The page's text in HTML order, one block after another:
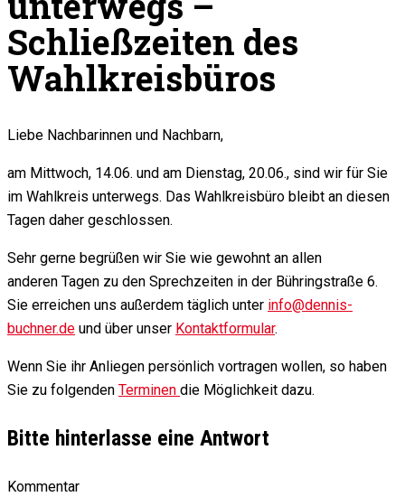
Schließzeiten des
Wahlkreisbüros
Liebe Nachbarinnen und Nachbarn,
am Mittwoch, 14.06. und am Dienstag, 20.06., sind wir für Sie
im Wahlkreis unterwegs. Das Wahlkreisbüro bleibt an diesen
Tagen daher geschlossen.
Sehr gerne begrüßen wir Sie wie gewohnt an allen
anderen Tagen zu den Sprechzeiten in der Bühringstraße 6.
Sie erreichen uns außerdem täglich unter info@dennis-
buchner.de und über unser Kontaktformular.
Wenn Sie ihr Anliegen persönlich vortragen wollen, so haben
Sie zu folgenden Terminen die Möglichkeit dazu.
Bitte hinterlasse eine Antwort
Kommentar